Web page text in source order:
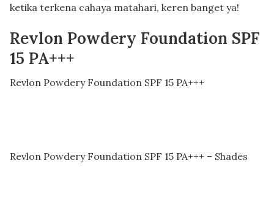
ketika terkena cahaya matahari, keren banget ya!
Revlon Powdery Foundation SPF
15 PA+++
Revlon Powdery Foundation SPF 15 PA+++
Revlon Powdery Foundation SPF 15 PA+++ – Shades